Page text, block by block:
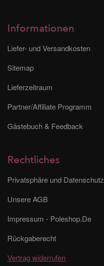
Informationen
Liefer- und Versandkosten
Sitemap
Lieferzeitraum
Partner/Affiliate Programm
Gästebuch & Feedback
Rechtliches
Privatsphäre und Datenschutz
Unsere AGB
Impressum - Poleshop.De
Rückgaberecht
Vertrag widerrufen